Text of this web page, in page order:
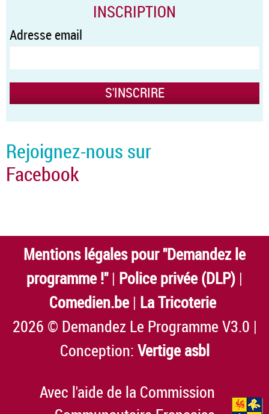
INSCRIPTION
Adresse email
Rejoignez-nous sur
Facebook
Mentions légales pour "Demandez le
programme !"| Police privée (DLP) |
Comedien.be | La Tricoterie
2026 © Demandez Le Programme V3.0 |
Conception: Vertige asbl
Avec l'aide de la Commission